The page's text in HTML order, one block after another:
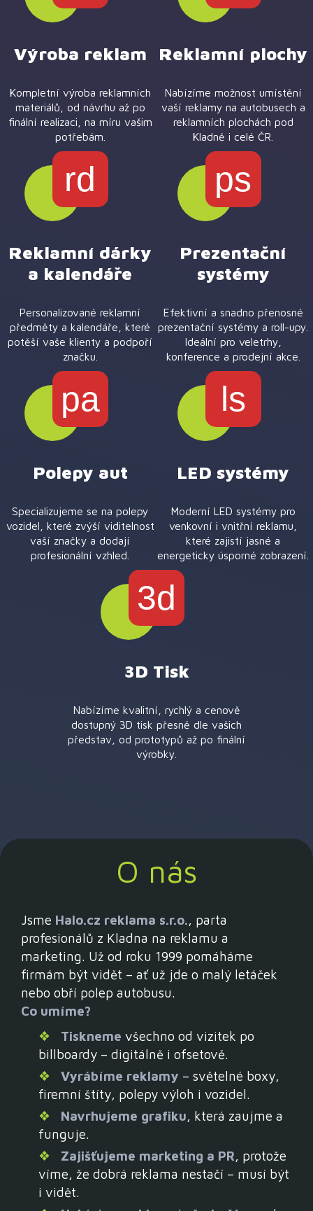
ZARÁMUJ SI SVÉ FOTO
Výroba reklam
Kompletní výroba reklamních
materiálů, od návrhu až po
finální realizaci, na míru vašim
potřebám.
Reklamní plochy
Nabízíme možnost umístění
vaší reklamy na autobusech a
reklamních plochách pod
Kladně i celé ČR.
rd
Reklamní dárky
a kalendáře
Personalizované reklamní
předměty a kalendáře, které
potěší vaše klienty a podpoří
značku.
ps
Prezentační
systémy
Efektivní a snadno přenosné
prezentační systémy a roll-upy.
Ideální pro veletrhy,
konference a prodejní akce.
pa
Polepy aut
Specializujeme se na polepy
vozidel, které zvýší viditelnost
vaší značky a dodají
profesionální vzhled.
ls
LED systémy
Moderní LED systémy pro
venkovní i vnitřní reklamu,
které zajistí jasné a
energeticky úsporné zobrazení.
3d
3D Tisk
Nabízíme kvalitní, rychlý a cenově
dostupný 3D tisk přesně dle vašich
představ, od prototypů až po finální
výrobky.
O nás
Jsme Halo.cz reklama s.r.o., parta
profesionálů z Kladna na reklamu a
marketing. Už od roku 1999 pomáháme
firmám být vidět – ať už jde o malý letáček
nebo obří polep autobusu.​
Co umíme?
Tiskneme všechno od vizitek po
billboardy – digitálně i ofsetově.
Vyrábíme reklamy – světelné boxy,
firemní štíty, polepy výloh i vozidel.
Navrhujeme grafiku, která zaujme a
funguje.
Zajišťujeme marketing a PR, protože
víme, že dobrá reklama nestačí – musí být
i vidět.